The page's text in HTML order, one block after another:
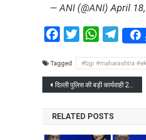
— ANI (@ANI)April
Facebook
Twitter
Tagged #bjp #maharashtra
Post
navigation
दिल्ली पुलिस की बड़ी कार्यवाही 28 बाइकर्स को किया गिरफ्तार
RELATED POSTS